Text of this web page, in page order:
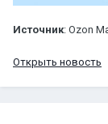
Источник: Ozon
Открыть новость